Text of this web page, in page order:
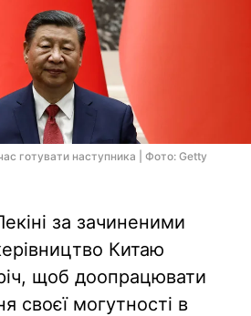
готувати наступника | Фото: Getty
за зачиненими
Китаю
щоб доопрацювати
своєї могутності в